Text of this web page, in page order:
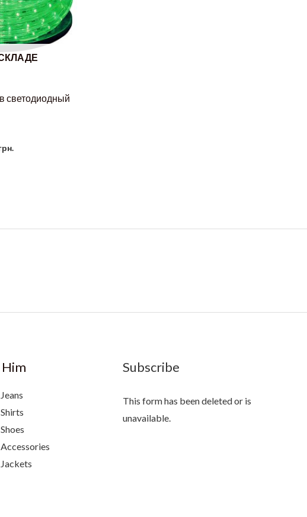
светодиодный
Him Subscribe
This form has been deleted or is
unavailable.